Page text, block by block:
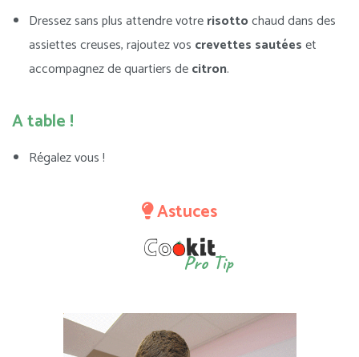
Dressez sans plus attendre votrerisottochaud dans des
assiettes creuses, rajoutez vos crevettes sautéeset
accompagnez de quartiers decitron.
A table !
Régalez vous !
Astuces
Pro Tip